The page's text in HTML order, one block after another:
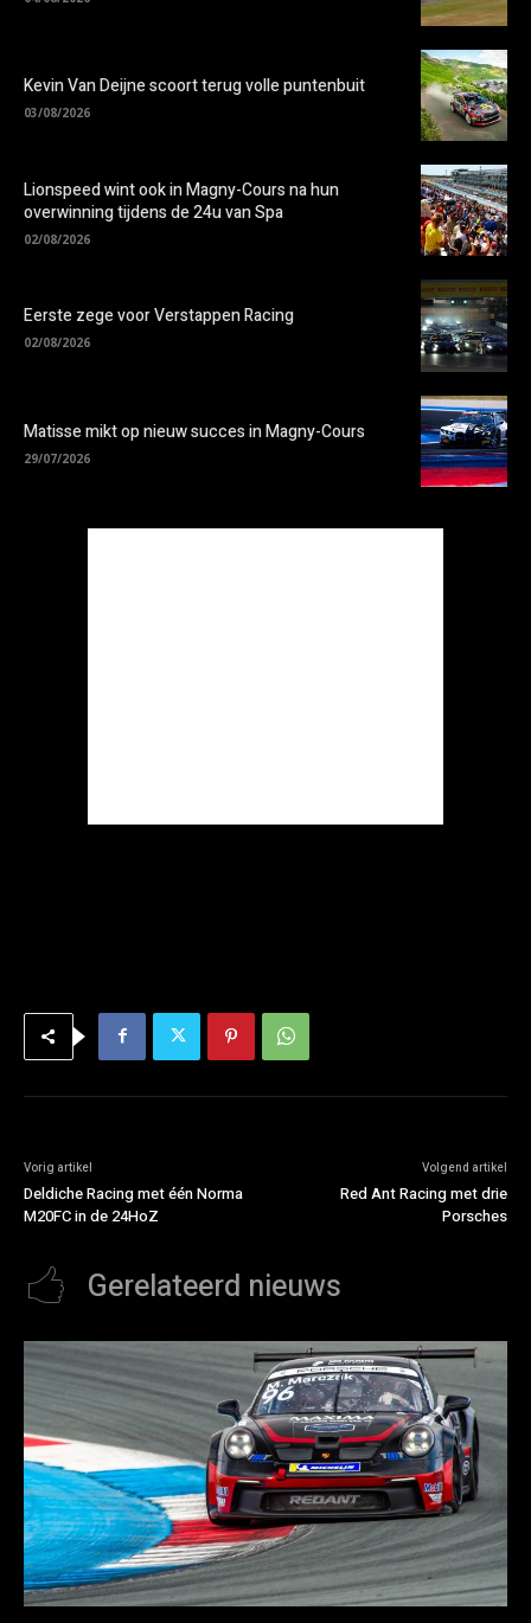
Kevin Van Deijne scoort terug volle puntenbuit
03/08/2026
Lionspeed wint ook in Magny-Cours na hun
overwinning tijdens de 24u van Spa
02/08/2026
Eerste zege voor Verstappen Racing
02/08/2026
Matisse mikt op nieuw succes in Magny-Cours
29/07/2026
Vorig artikel
Deldiche Racing met één Norma
M20FC in de 24HoZ
Volgend artikel
Red Ant Racing met drie
Porsches
Gerelateerd nieuws